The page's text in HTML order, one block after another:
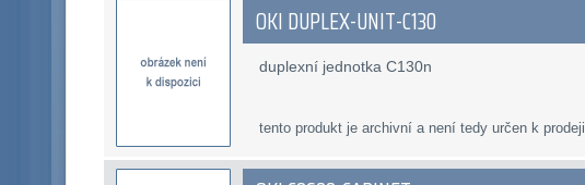
OKI DUPLEX-UNIT-C130
duplexní jednotka C130n
tento produkt je archivní a není tedy určen k prodeji